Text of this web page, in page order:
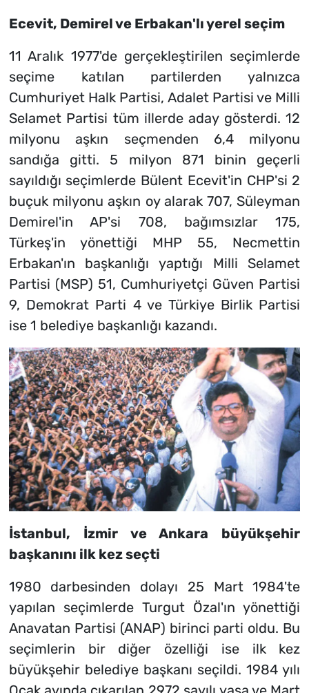
Ecevit, Demirel ve Erbakan'lı yerel seçim
11 Aralık 1977'de gerçekleştirilen seçimlerde
seçime katılan partilerden yalnızca
Cumhuriyet Halk Partisi, Adalet Partisi ve Milli
Selamet Partisi tüm illerde aday gösterdi. 12
milyonu aşkın seçmenden 6,4 milyonu
sandığa gitti. 5 milyon 871 binin geçerli
sayıldığı seçimlerde Bülent Ecevit'in CHP'si 2
buçuk milyonu aşkın oy alarak 707, Süleyman
Demirel'in AP'si 708, bağımsızlar 175,
Türkeş'in yönettiği MHP 55, Necmettin
Erbakan'ın başkanlığı yaptığı Milli Selamet
Partisi (MSP) 51, Cumhuriyetçi Güven Partisi
9, Demokrat Parti 4 ve Türkiye Birlik Partisi
ise 1 belediye başkanlığı kazandı.
İstanbul, İzmir ve Ankara büyükşehir
başkanını ilk kez seçti
1980 darbesinden dolayı 25 Mart 1984'te
yapılan seçimlerde Turgut Özal'ın yönettiği
Anavatan Partisi (ANAP) birinci parti oldu. Bu
seçimlerin bir diğer özelliği ise ilk kez
büyükşehir belediye başkanı seçildi. 1984 yılı